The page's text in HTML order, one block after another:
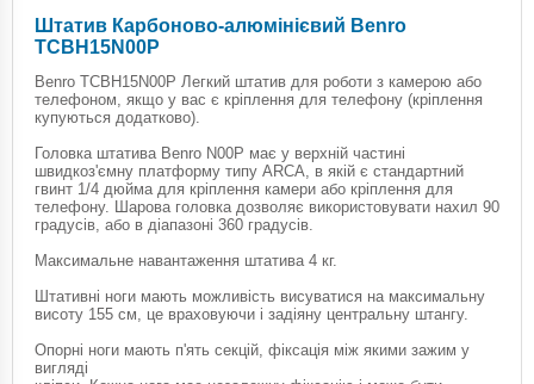
Штатив Карбоново-алюмінієвий Benro
TCBH15N00P
Benro TCBH15N00P Легкий штатив для роботи з камерою або
телефоном, якщо у вас є кріплення для телефону (кріплення
купуються додатково).
Головка штатива Benro N00P має у верхній частині
швидкоз'ємну платформу типу ARCA, в якій є стандартний
гвинт 1/4 дюйма для кріплення камери або кріплення для
телефону. Шарова головка дозволяє використовувати нахил 90
градусів, або в діапазоні 360 градусів.
Максимальне навантаження штатива 4 кг.
Штативні ноги мають можливість висуватися на максимальну
висоту 155 см, це враховуючи і задіяну центральну штангу.
Опорні ноги мають п'ять секцій, фіксація між якими зажим у
вигляді